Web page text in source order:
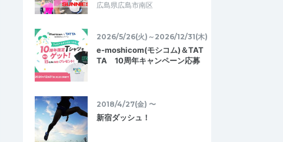
広島県広島市南区
2026/5/26(火)～2026/12/31(木)
e-moshicom(モシコム)＆TAT
TA 10周年キャンペーン応募
2018/4/27(金) 〜
新宿ダッシュ！